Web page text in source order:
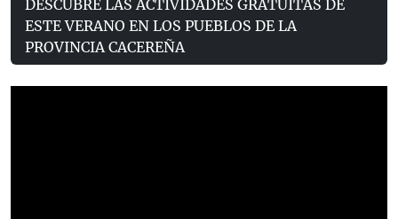
DESCUBRE LAS ACTIVIDADES GRATUITAS DE
ESTE VERANO EN LOS PUEBLOS DE LA
PROVINCIA CACEREÑA